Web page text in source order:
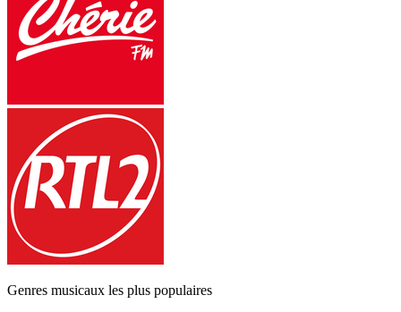
Genres musicaux les plus populaires